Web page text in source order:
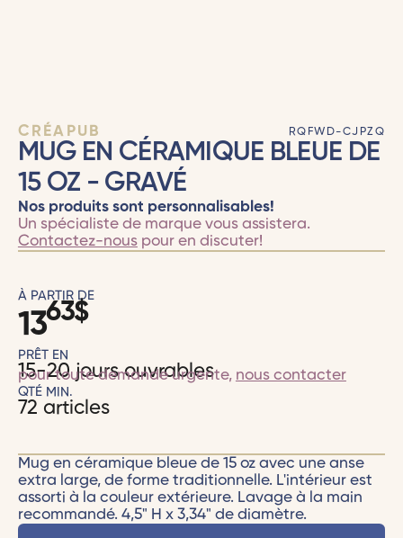
CRÉAPUB RQFWD-CJPZQ
MUG EN CÉRAMIQUE BLEUE DE
15 OZ - GRAVÉ
Nos produits sont personnalisables!
Un spécialiste de marque vous assistera.
Contactez-nouspour en discuter!
À PARTIR DE
1363$
PRÊT EN
15-20 jours ouvrables
pour toute demande urgente, nous contacter
QTÉ MIN.
72 articles
Mug en céramique bleue de 15 oz avec une anse
extra large, de forme traditionnelle. L'intérieur est
assorti à la couleur extérieure. Lavage à la main
recommandé. 4,5" H x 3,34" de diamètre.